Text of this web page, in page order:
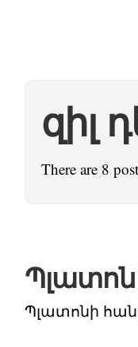
զիլ
There are 8
Պլատոնի